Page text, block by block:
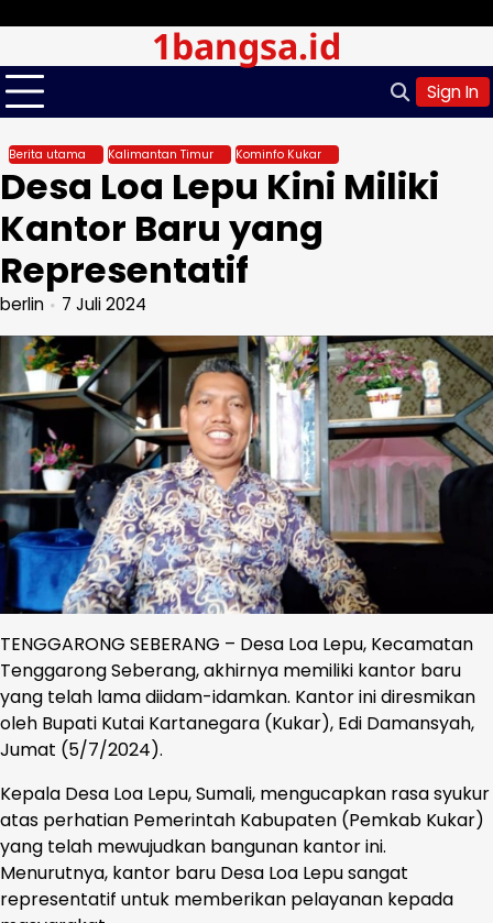
content
1bangsa.id
Sign In
Berita utama Kalimantan Timur Kominfo Kukar
Desa Loa Lepu Kini Miliki
Kantor Baru yang
Representatif
berlin 7 Juli 2024
TENGGARONG SEBERANG – Desa Loa Lepu, Kecamatan
Tenggarong Seberang, akhirnya memiliki kantor baru
yang telah lama diidam-idamkan. Kantor ini diresmikan
oleh Bupati Kutai Kartanegara (Kukar), Edi Damansyah,
Jumat (5/7/2024).
Kepala Desa Loa Lepu, Sumali, mengucapkan rasa syukur
atas perhatian Pemerintah Kabupaten (Pemkab Kukar)
yang telah mewujudkan bangunan kantor ini.
Menurutnya, kantor baru Desa Loa Lepu sangat
representatif untuk memberikan pelayanan kepada